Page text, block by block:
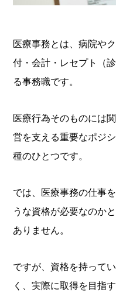
医療事務とは、病院や
付・会計・レセプト（
る事務職です。
医療行為そのものには
営を支える重要なポジ
種のひとつです。
では、医療事務の仕事
うな資格が必要なのか
ありません。
ですが、資格を持って
く、実際に取得を目指